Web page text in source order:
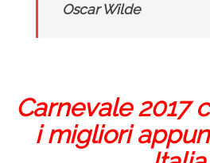
Oscar Wilde
Carnevale 2017
i migliori